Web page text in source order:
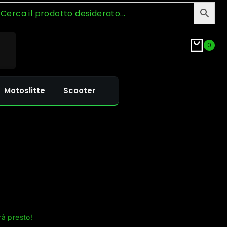
0
Motoslitte Scooter
presto!